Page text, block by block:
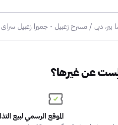
لِست عن غيرها؟
الموقع الرسمي لبيع